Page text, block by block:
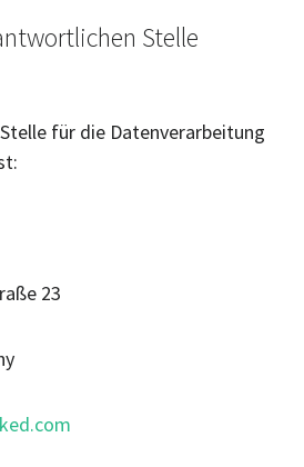
Stelle
für die Datenverarbeitung
23